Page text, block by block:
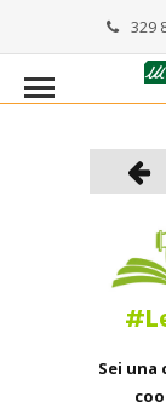
329
Sei una